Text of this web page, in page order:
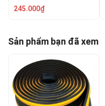
245.000₫
Sản phẩm bạn đã xem